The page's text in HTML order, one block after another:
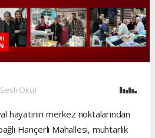
Oku)
hayatının merkez noktalarından
Hançerli Mahallesi, muhtarlık